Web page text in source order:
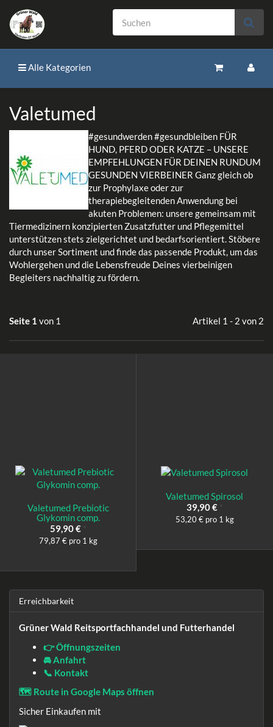
Alle Kategorien
Valetumed
#gesundwerden #gesundbleiben FÜR
HUND, PFERD ODER KATZE – UNSERE
EMPFEHLUNGEN FÜR DEINEN RUNDUM
GESUNDEN VIERBEINER Ganz gleich ob
zur Prophylaxe oder zur
therapiebegleitenden Anwendung bei
akuten Problemen: unsere gemeinsam mit
Tiermedizinern konzipierten Zusatzfutter und Pflegemittel
unterstützen stets zielgerichtet und bedarfsorientiert. Stöbere
durch unser Sortiment und finde das passende Produkt, um das
Wohlergehen und die Lebensfreude Deines vierbeinigen
Begleiters nachhaltig zu fördern.
Seite 1 von 1 Artikel 1 - 2 von 2
Valetumed Prebiotic
Glykomin comp.
59,90 €
79,87 € pro 1 kg
Valetumed Spirosol
39,90 €
53,20 € pro 1 kg
Erreichbarkeit
Grüner Wald Reitsportfachhandel und Futterhandel
👉 Öffnungszeiten
🚘 Anfahrt
📞 Kontakt
🗺️ Route in Google Maps öffnen
Sicher Einkaufen mit